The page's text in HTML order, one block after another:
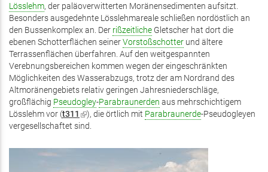
Lösslehm, der paläoverwitterten Moränensedimenten aufsitzt.
Besonders ausgedehnte Lösslehmareale schließen nordöstlich an
den Bussenkomplex an. Der rißzeitliche Gletscher hat dort die
ebenen Schotterflächen seinerVorstoßschotter und ältere
Terrassenflächen überfahren. Auf den weitgespannten
Verebnungsbereichen kommen wegen der eingeschränkten
Möglichkeiten des Wasserabzugs, trotz der am Nordrand des
Altmoränengebiets relativ geringen Jahresniederschläge,
großflächig Pseudogley-Parabraunerden aus mehrschichtigem
Lösslehm vor (t311 (Link
ist
), die örtlich mit Parabraunerde-Pseudogleyen
vergesellschaftet sind.